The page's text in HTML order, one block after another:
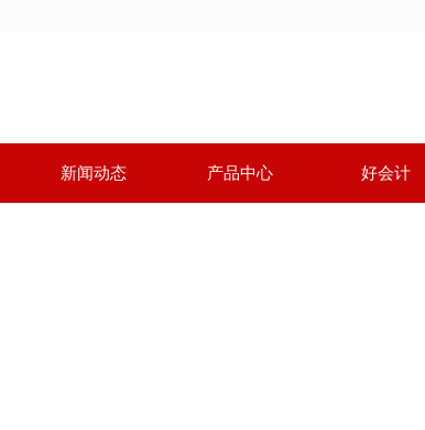
新闻动态 产品中心 好会计